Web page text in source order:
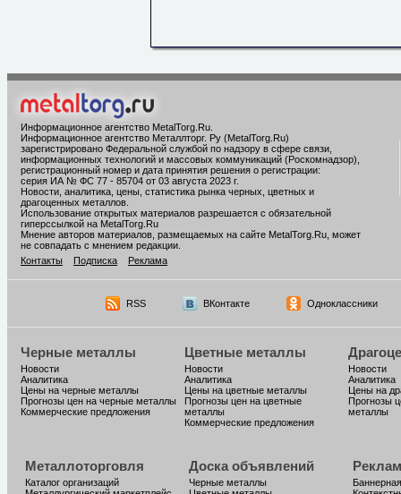
Информационное агентство MetalTorg.Ru
Информационное агентство Металлторг. Ру (MetalTorg.Ru)
зарегистрировано Федеральной службой по надзору в сфере связи,
информационных технологий и массовых коммуникаций (Роскомнадзор),
регистрационный номер и дата принятия решения о регистрации:
серия ИА № ФС 77 - 85704 от 03 августа 2023 г.
Новости, аналитика, цены, статистика рынка черных, цветных и
драгоценных металлов.
Использование открытых материалов разрешается с обязательной
гиперссылкой на MetalTorg.Ru
Мнение авторов материалов, размещаемых на сайте MetalTorg.Ru, может
не совпадать с мнением редакции.
Контакты
Подписка Реклама
RSS ВКонтакте Одноклассники
Черные металлы
Новости
Аналитика
Цены на черные металлы
Прогнозы цен на черные металлы
Коммерческие предложения
Цветные металлы
Новости
Аналитика
Цены на цветные металлы
Прогнозы цен на цветные
металлы
Коммерческие предложения
Новости
Аналитика
Цены на
Прогнозы
металлы
Металлоторговля
Каталог организаций
Доска объявлений
Черные металлы